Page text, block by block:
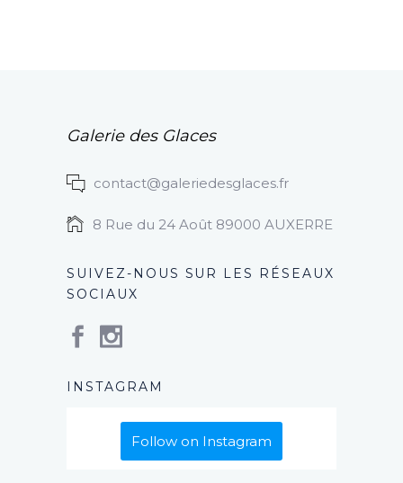
Galerie des Glaces
contact@galeriedesglaces.fr
8 Rue du 24 Août 89000 AUXERRE
SUIVEZ-NOUS SUR LES RÉSEAUX
SOCIAUX
INSTAGRAM
Follow on Instagram